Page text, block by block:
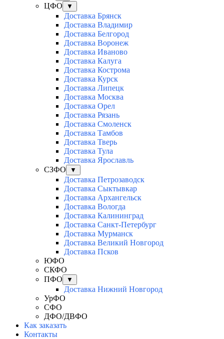
ЦФО ▼
Доставка Брянск
Доставка Владимир
Доставка Белгород
Доставка Воронеж
Доставка Иваново
Доставка Калуга
Доставка Кострома
Доставка Курск
Доставка Липецк
Доставка Москва
Доставка Орел
Доставка Рязань
Доставка Смоленск
Доставка Тамбов
Доставка Тверь
Доставка Тула
Доставка Ярославль
СЗФО
▼
Доставка Петрозаводск
Доставка Сыктывкар
Доставка Архангельск
Доставка Вологда
Доставка Калининград
Доставка Санкт-Петербург
Доставка Мурманск
Доставка Великий Новгород
Доставка Псков
ЮФО
СКФО
ПФО
▼
Доставка Нижний Новгород
УрФО
СФО
ДФО/ДВФО
Как заказать
Контакты